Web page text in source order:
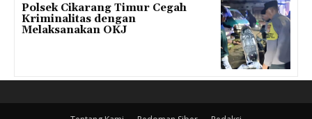
Polsek Cikarang Timur Cegah
Kriminalitas dengan
Melaksanakan OKJ